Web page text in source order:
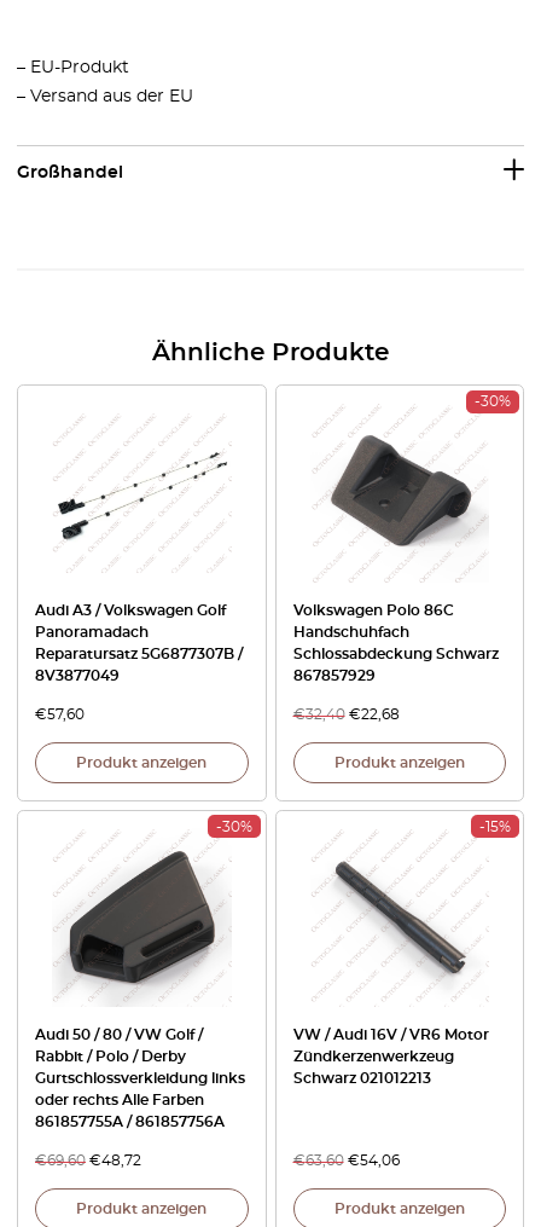
– EU-Produkt
– Versand aus der EU
Großhandel
Ähnliche Produkte
Audi A3 / Volkswagen Golf
Panoramadach
Reparatursatz 5G6877307B /
8V3877049
€57,60
Produkt anzeigen
-30%
Volkswagen Polo 86C
Handschuhfach
Schlossabdeckung Schwarz
867857929
€32,40 €22,68
Produkt anzeigen
-30%
Audi 50 / 80 / VW Golf /
Rabbit / Polo / Derby
Gurtschlossverkleidung links
oder rechts Alle Farben
861857755A / 861857756A
€69,60 €48,72
Produkt anzeigen
-15%
VW / Audi 16V / VR6 Motor
Zündkerzenwerkzeug
Schwarz 021012213
€63,60 €54,06
Produkt anzeigen